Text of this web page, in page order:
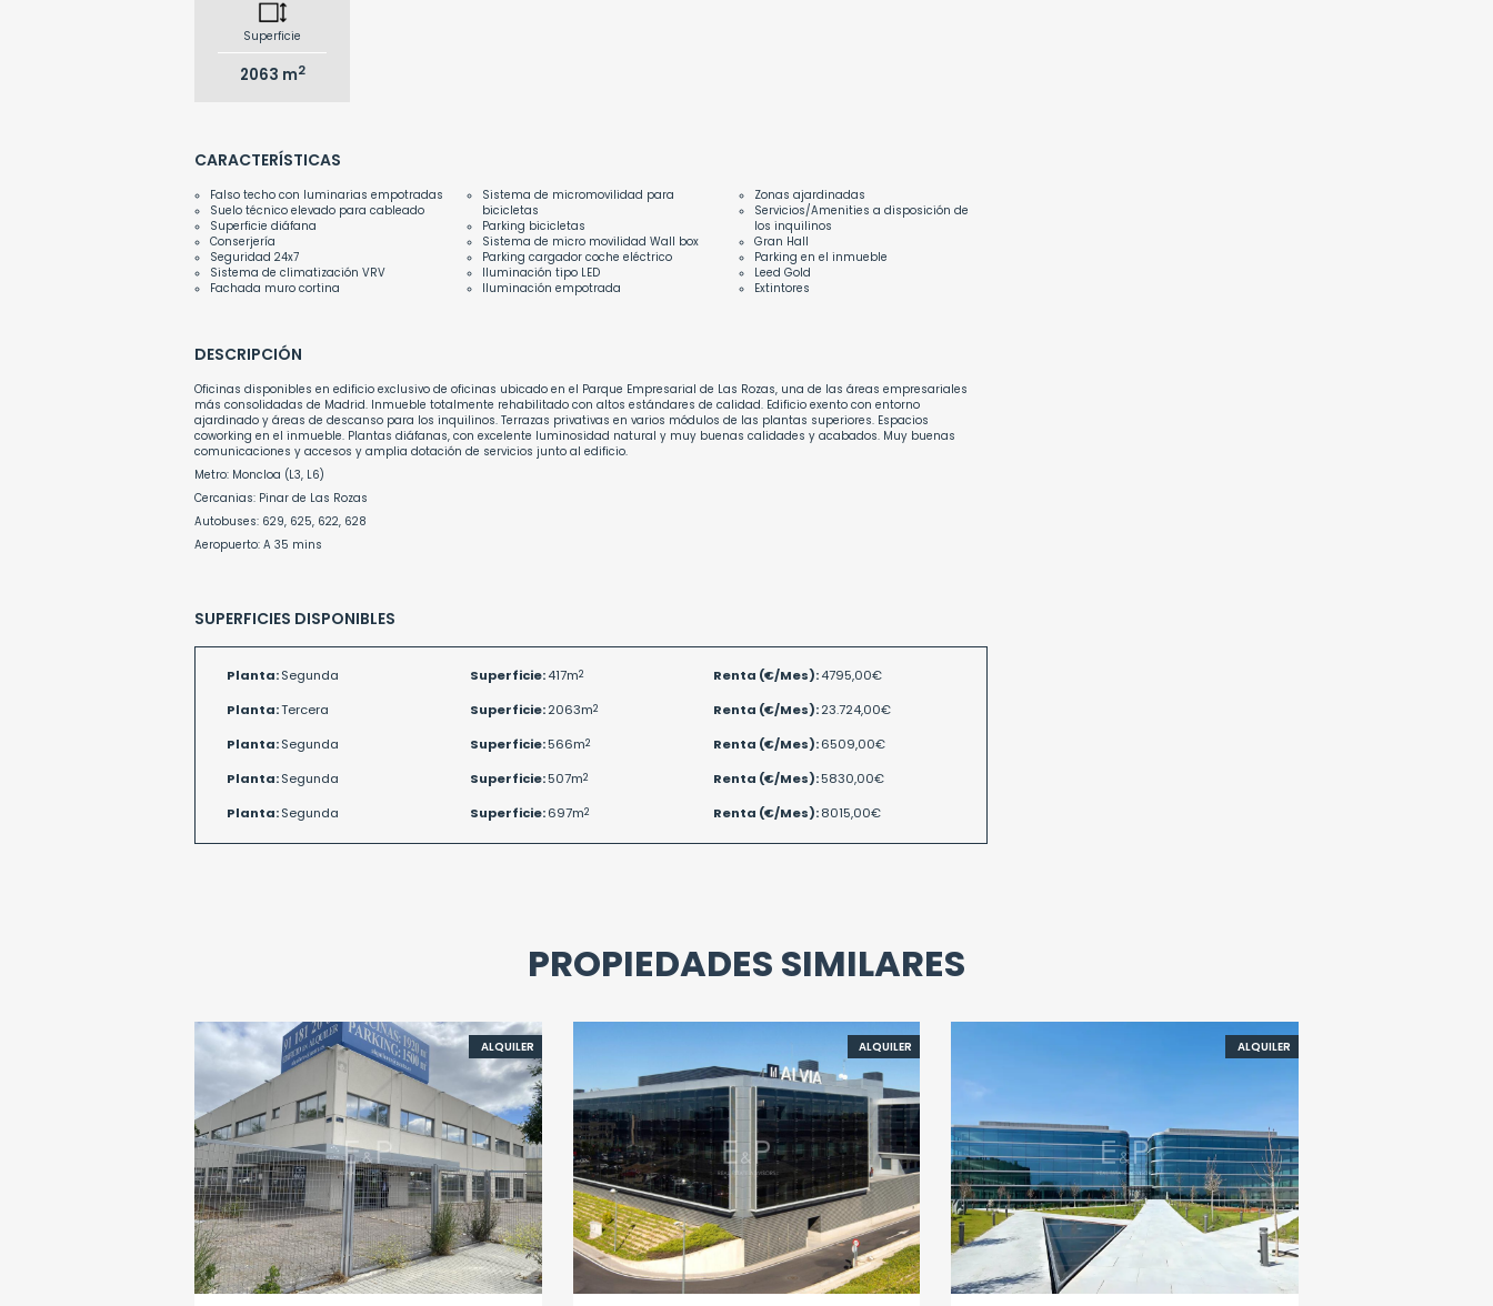
Superficie
2063 m2
CARACTERÍSTICAS
Falso techo con luminarias empotradas
Suelo técnico elevado para cableado
Superficie diáfana
Conserjería
Seguridad 24x7
Sistema de climatización VRV
Fachada muro cortina
Sistema de micromovilidad para
bicicletas
Parking bicicletas
Sistema de micro movilidad Wall box
Parking cargador coche eléctrico
Iluminación tipo LED
Iluminación empotrada
Zonas ajardinadas
Servicios/Amenities a disposición de
los inquilinos
Gran Hall
Parking en el inmueble
Leed Gold
Extintores
DESCRIPCIÓN
Oficinas disponibles en edificio exclusivo de oficinas ubicado en el Parque Empresarial de Las Rozas, una de las áreas empresariales
más consolidadas de Madrid. Inmueble totalmente rehabilitado con altos estándares de calidad. Edificio exento con entorno
ajardinado y áreas de descanso para los inquilinos. Terrazas privativas en varios módulos de las plantas superiores. Espacios
coworking en el inmueble. Plantas diáfanas, con excelente luminosidad natural y muy buenas calidades y acabados. Muy buenas
comunicaciones y accesos y amplia dotación de servicios junto al edificio.
Metro: Moncloa (L3, L6)
Cercanias: Pinar de Las Rozas
Autobuses: 629, 625, 622, 628
Aeropuerto: A 35 mins
SUPERFICIES DISPONIBLES
Planta:Segunda Superficie:417m2 Renta (€/Mes):4795,00€
Planta:Tercera Superficie:2063m2 Renta (€/Mes):23.724,00€
Planta:Segunda Superficie:566m2 Renta (€/Mes):6509,00€
Planta:Segunda Superficie:507m2 Renta (€/Mes):5830,00€
Planta:Segunda Superficie:697m2 Renta (€/Mes):8015,00€
PROPIEDADES SIMILARES
ALQUILER ALQUILER ALQUILER